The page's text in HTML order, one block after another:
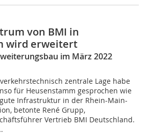
von BMI in
wird erweitert
im März 2022
zentrale Lage habe
für Heusenstamm gesprochen wie
Infrastruktur in der Rhein-Main-
betonte René Grupp,
Vertrieb BMI Deutschland.